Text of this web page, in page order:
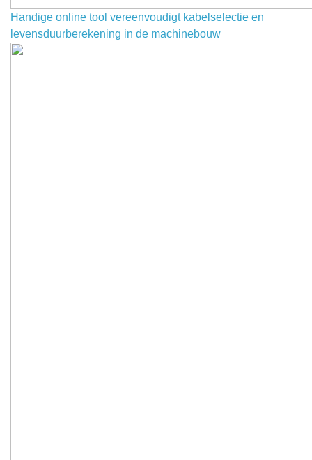
Handige online tool vereenvoudigt kabelselectie en
levensduurberekening in de machinebouw